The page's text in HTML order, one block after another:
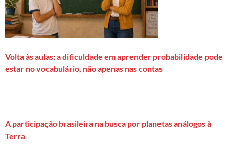
Volta às aulas: a dificuldade em aprender probabilidade pode
estar no vocabulário, não apenas nas contas
A participação brasileira na busca por planetas análogos à
Terra